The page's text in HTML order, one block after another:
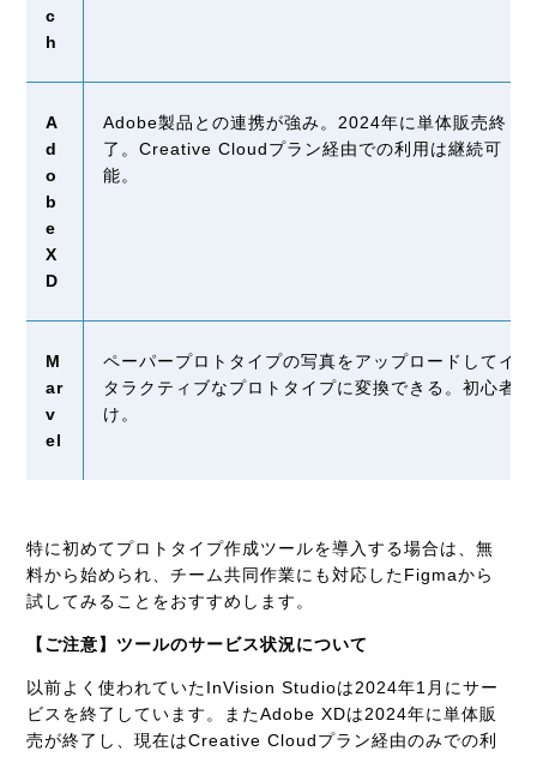
c
h
A
d
o
b
e
X
D
Adobe製品との連携が強み。 2024年に単体販売終
了。Creative Cloudプラン経由での利用は継続可
能。
M
ar
v
el
ペーパープロトタイプの写真をアップロードしてイン
タラクティブなプロトタイプに変換できる。初心者向
け。
特に初めてプロトタイプ作成ツールを導入する場合は、無
料から始められ、チーム共同作業にも対応したFigmaから
試してみることをおすすめします。
【ご注意】ツールのサービス状況について
以前よく使われていたInVision Studioは2024年1月にサー
ビスを終了しています。またAdobe XDは2024年に単体販
売が終了し、現在はCreative Cloudプラン経由のみでの利